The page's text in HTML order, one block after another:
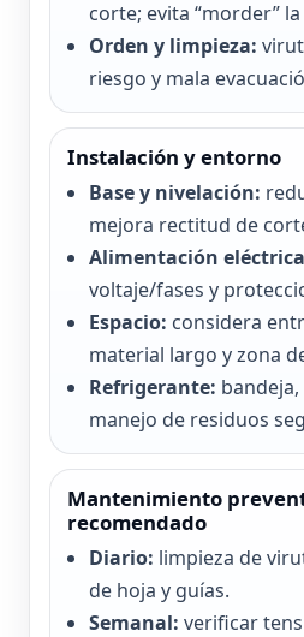
corte; evita “morder” la
Orden y limpieza:
riesgo y mala
Instalación y entorno
Base y nivelación:
mejora rectitud de
Alimentación
voltaje/fases y
Espacio: considera
material largo y zona
Refrigerante:
manejo de residuos
Mantenimiento
recomendado
Diario: limpieza de
de hoja y guías.
Semanal: verificar